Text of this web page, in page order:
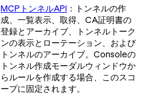
MCPトンネルAPI ：トンネルの作
成、一覧表示、取得、CA証明書の
登録とアーカイブ、トンネルトーク
ンの表示とローテーション、および
トンネルのアーカイブ。Consoleの
トンネル作成モーダルウィンドウか
らルールを作成する場合、このスコ
ープに固定されます。